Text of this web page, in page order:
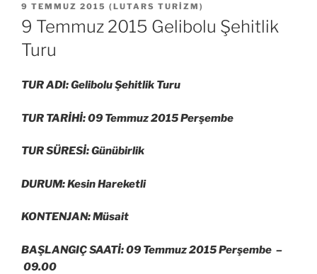
YAYIM
TARIHI
9 TEMMUZ 2015 ( LUTARS TURIZM )
9 Temmuz 2015 Gelibolu Şehitlik
Turu
TUR ADI: Gelibolu Şehitlik Turu
TUR TARİHİ: 09 Temmuz 2015 Perşembe
TUR SÜRESİ: Günübirlik
DURUM: Kesin Hareketli
KONTENJAN: Müsait
BAŞLANGIÇ SAATİ: 09 Temmuz 2015 Perşembe –
09.00